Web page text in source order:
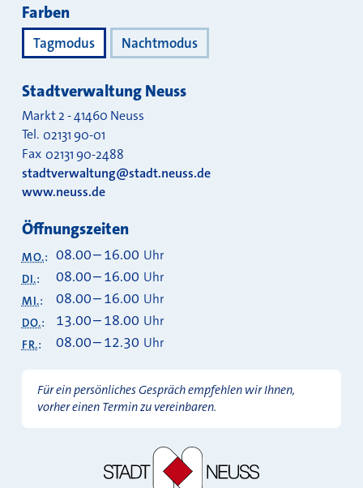
Farben
Tagmodus Nachtmodus
Stadtverwaltung Neuss
Markt 2-41460 Neuss
Tel. 02131 90-01
Fax 02131 90-2488
stadtverwaltung@stadt.neuss.de
www.neuss.de
Öffnungszeiten
MO.: 08.00–16.00 Uhr
DI.: 08.00–16.00 Uhr
MI.: 08.00–16.00 Uhr
DO.: 13.00–18.00 Uhr
FR.: 08.00–12.30 Uhr
Für ein persönliches Gespräch empfehlen wir Ihnen,
vorher einen Termin zu vereinbaren.